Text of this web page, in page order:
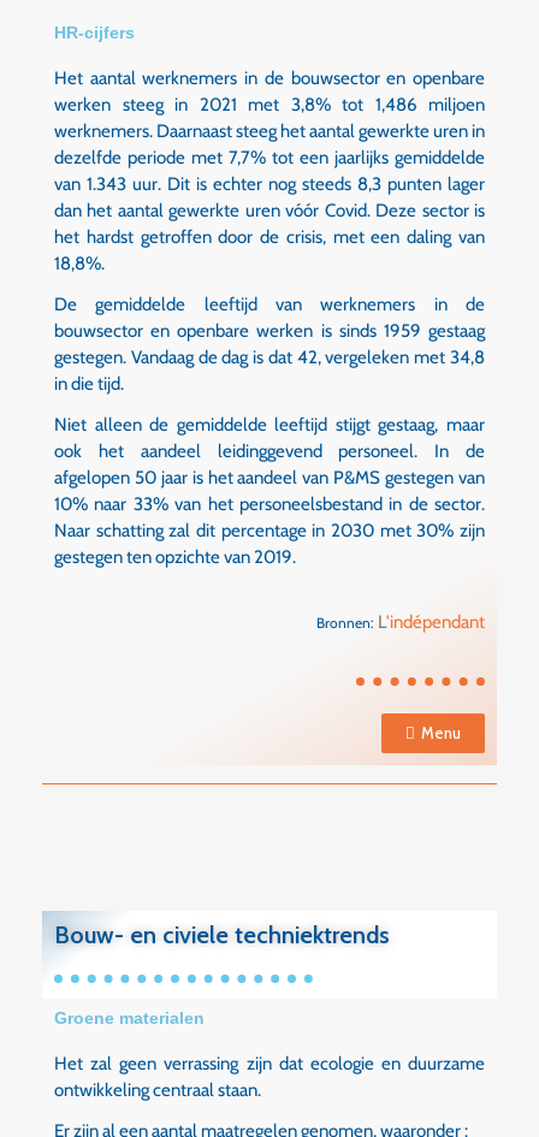
HR-cijfers
Het aantal werknemers in de bouwsector en openbare
werken steeg in 2021 met 3,8% tot 1,486 miljoen
werknemers. Daarnaast steeg het aantal gewerkte uren in
dezelfde periode met 7,7% tot een jaarlijks gemiddelde
van 1.343 uur. Dit is echter nog steeds 8,3 punten lager
dan het aantal gewerkte uren vóór Covid. Deze sector is
het hardst getroffen door de crisis, met een daling van
18,8%.
De gemiddelde leeftijd van werknemers in de
bouwsector en openbare werken is sinds 1959 gestaag
gestegen. Vandaag de dag is dat 42, vergeleken met 34,8
in die tijd.
Niet alleen de gemiddelde leeftijd stijgt gestaag, maar
ook het aandeel leidinggevend personeel. In de
afgelopen 50 jaar is het aandeel van P&MS gestegen van
10% naar 33% van het personeelsbestand in de sector.
Naar schatting zal dit percentage in 2030 met 30% zijn
gestegen ten opzichte van 2019.
Bronnen: L'indépendant
Menu
Bouw- en civiele techniektrends
Groene materialen
Het zal geen verrassing zijn dat ecologie en duurzame
ontwikkeling centraal staan.
Er zijn al een aantal maatregelen genomen, waaronder :